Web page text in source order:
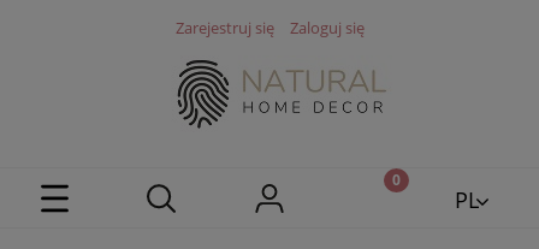
Zarejestruj się Zaloguj się
PL